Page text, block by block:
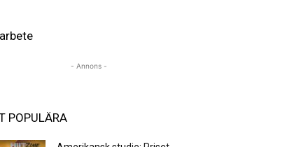
- Annons -
POPULÄRA